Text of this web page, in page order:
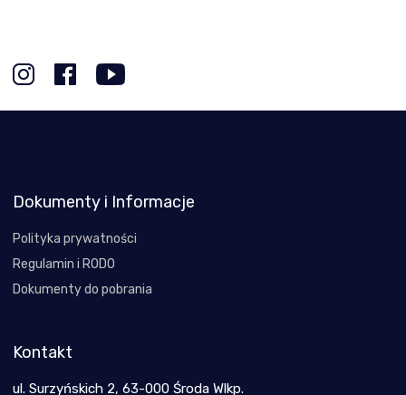
Dokumenty i Informacje
Polityka prywatności
Regulamin i RODO
Dokumenty do pobrania
Kontakt
ul. Surzyńskich 2, 63-000 Środa Wlkp.